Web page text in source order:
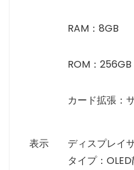
RAM：8GB
ROM：256GB
カード拡張：
表示
ディスプレイ
タイプ：